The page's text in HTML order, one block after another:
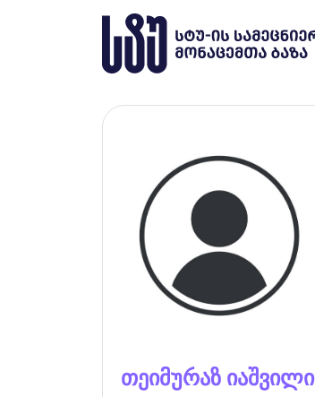
თეიმურაზ იაშვილი